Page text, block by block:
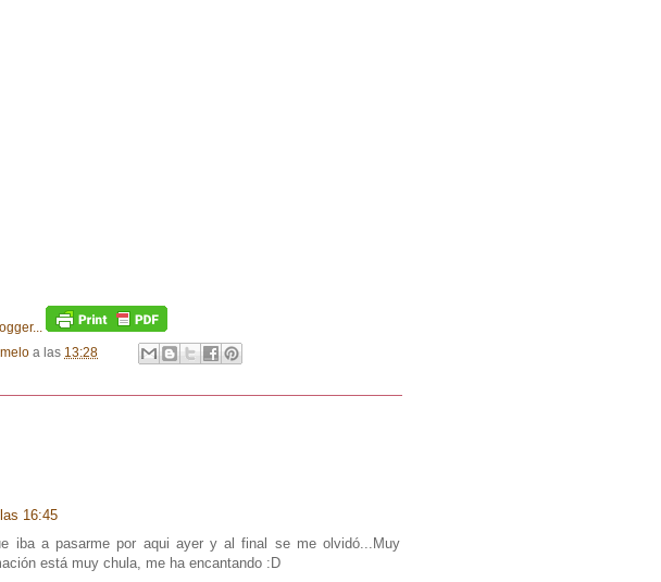
a las 13:28
16:45
iba a pasarme por aqui ayer y al final se me olvidó...Muy
está muy chula, me ha encantando :D